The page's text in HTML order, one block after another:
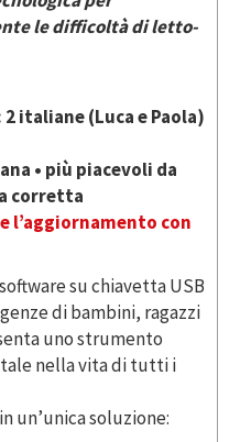
le difficoltà di letto-
italiane (Luca e Paola)
• più piacevoli da
corretta
l’aggiornamento con
su chiavetta USB
di bambini, ragazzi
uno strumento
nella vita di tutti i
un’unica soluzione: